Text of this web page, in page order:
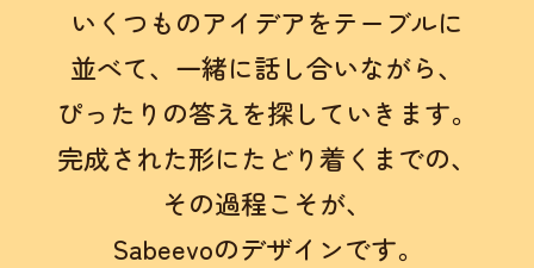
いくつものアイデアをテーブルに
並べて、 一緒に話し合いながら、
ぴったりの答えを探していきます。
完成された形にたどり着くまでの、
その過程こそが、
Sabeevoのデザインです。